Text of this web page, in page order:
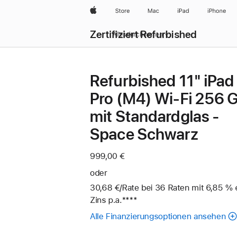
AppleStore Mac iPad iPhone
Zertifiziert Refurbished
Alles durchsuchen
Refurbished 11" iPad
Pro (M4) Wi‑Fi 256
mit Standardglas -
Space Schwarz
999,00 €
oder
30,68 €/Rate pro
bei 36 Raten Raten
mit 6,85 %
Zins p.a.Fußnote
****
Alle Finanzierungsoptionen ansehen